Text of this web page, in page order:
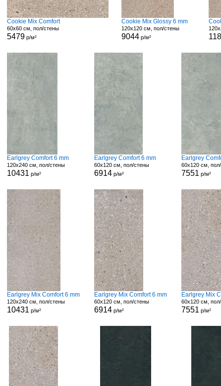
Cookie Mix Comfort
60x60 см, пол/стены
5479 р/м²
Cookie Mix Glossy 6 mm
120x120 см, пол/стены
9044 р/м²
Earlgrey Comfort 6 mm
120x240 см, пол/стены
10431 р/м²
Earlgrey Comfort 6 mm
60x120 см, пол/стены
6914 р/м²
Earlgrey
60x120 см,
7551 р/м²
Earlgrey Mix Comfort 6 mm
120x240 см, пол/стены
10431 р/м²
Earlgrey Mix Comfort 6 mm
60x120 см, пол/стены
6914 р/м²
Earlgrey Mix
60x120 см,
7551 р/м²